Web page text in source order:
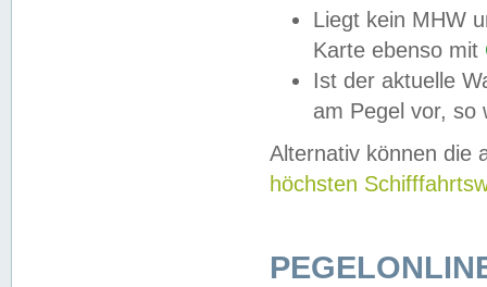
Liegt kein MHW
Karte ebenso mit
Ist der aktuelle
am Pegel vor,
Alternativ können die
höchsten